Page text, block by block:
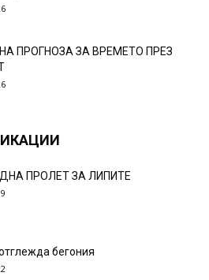
ПРОГНОЗА ЗА ВРЕМЕТО ПРЕЗ
ПРОЛЕТ ЗА ЛИПИТЕ
бегония